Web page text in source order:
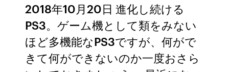
2018年10月20日 進化し続ける
PS3。ゲーム機として類をみない
ほど多機能なPS3ですが、何がで
きて何ができないのか一度おさら